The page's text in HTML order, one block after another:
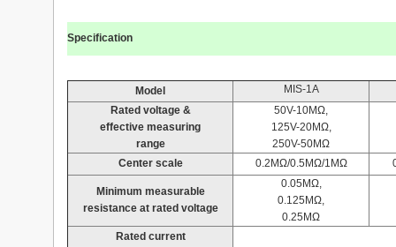
Specification
Model
MIS-1A
Rated voltage &
effective measuring
range
50V-10MΩ,
125V-20MΩ,
250V-50MΩ
Center scale
0.2MΩ/0.5MΩ/1MΩ
Minimum measurable
resistance at rated voltage
0.05MΩ,
0.125MΩ,
0.25MΩ
Rated current